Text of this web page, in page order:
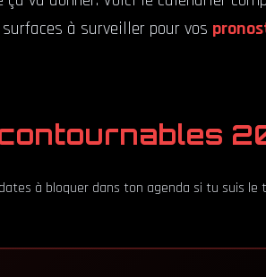
à surveiller pour vos
à bloquer dans ton agenda si tu suis le